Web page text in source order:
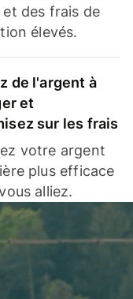
et des frais de
élevés.
de l'argent à
et
sur les frais
votre argent
plus efficace
alliez.